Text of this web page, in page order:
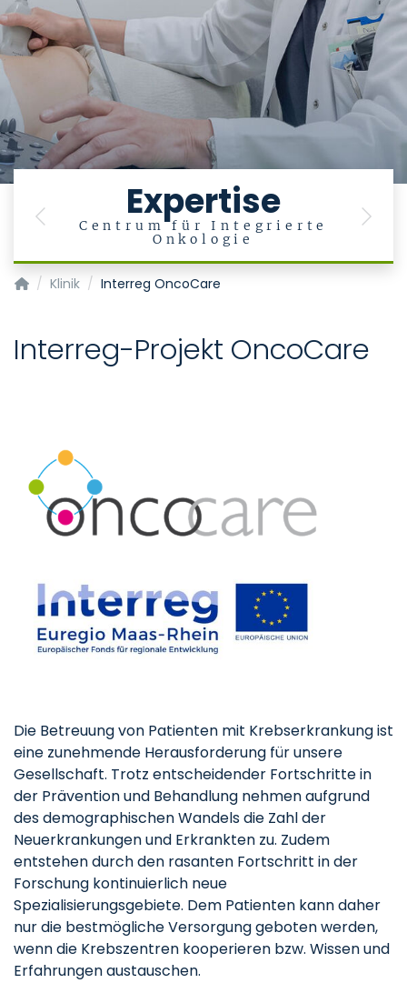
Expertise
Centrum für Integrierte
Onkologie
Previous Next
Klinik für Hämatologie, Onkologie, Hämostaseologie und
Klinik Interreg OncoCare
Interreg-Projekt OncoCare
Die Betreuung von Patienten mit Krebserkrankung ist
eine zunehmende Herausforderung für unsere
Gesellschaft. Trotz entscheidender Fortschritte in
der Prävention und Behandlung nehmen aufgrund
des demographischen Wandels die Zahl der
Neuerkrankungen und Erkrankten zu. Zudem
entstehen durch den rasanten Fortschritt in der
Forschung kontinuierlich neue
Spezialisierungsgebiete. Dem Patienten kann daher
nur die bestmögliche Versorgung geboten werden,
wenn die Krebszentren kooperieren bzw. Wissen und
Erfahrungen austauschen.